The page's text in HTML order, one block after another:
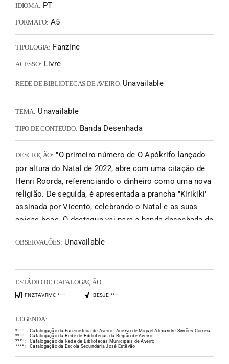
IDIOMA: PT
FORMATO: A5
TIPOLOGIA: Fanzine
ACESSO: Livre
REDE DE BIBLIOTECAS DE AVEIRO: Unavailable
TEMA: Unavailable
TIPO DE CONTEÚDO: Banda Desenhada
DESCRIÇÃO: "O primeiro número de O Apókrifo lançado
por altura do Natal de 2022, abre com uma citação de
Henri Roorda, referenciando o dinheiro como uma nova
religião. De seguida, é apresentada a prancha "Kirikiki"
assinada por Vicentó, celebrando o Natal e as suas
coisas boas. O destaque vai para a banda desenhada de
conto homónimo de Mário de Sá-Carneiro publicado em
Carneiro a manifestarem-se desde cedo através da
escrita do seu personagem Lourenço Furtado. Depois,
são publicados dois desenhos a preto e branco
"pilhados" a Maï Lee. Na contracapa, surge uma
ilustração "SOS Terra" de Isa Bruno." Textos de
Erradiador no Blog "My Nation Underground"
OBSERVAÇÕES: Unavailable
ESTÁDIO DE CATALOGAÇÃO
FNZTAVRMC **** BESJE ****
LEGENDA:
** * * :
Catalogação da Fanzineteca de Aveiro - Acervo de Miguel Alexandre Simões Correia
** * * :
Catalogação da Rede de Bibliotecas da Região de Aveiro
**** :
Catalogação da Rede de Bibliotecas Municipais de Aveiro
**** : Catalogação da Escola Secundária José Estêvão